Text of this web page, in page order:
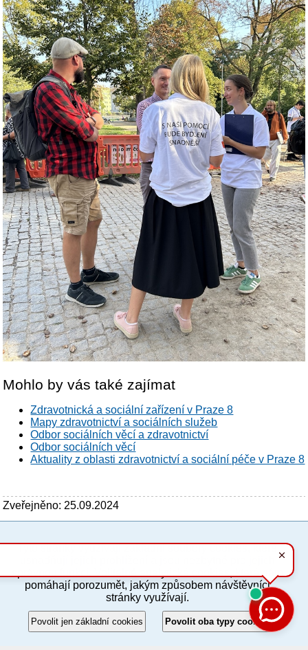
Mohlo by vás také zajímat
Zdravotnická a sociální zařízení v Praze 8
Mapy zdravotnictví a sociálních služeb
Odbor sociálních věcí a zdravotnictví
Odbor sociálních věcí
Aktuality z oblasti zdravotnictví a sociální péče v Praze 8
Zveřejněno: 25.09.2024
ENG
Povinné a praktické informace
© 2012–2019 MČ Praha 8
Tyto stránky využívají základní soubory cookies, které
správnou funkci. Volitelně analytické cookies, které nám
pomáhají porozumět, jakým způsobem návštěvníci
stránky využívají.
Povolit jen základní cookies Povolit oba typy cookies